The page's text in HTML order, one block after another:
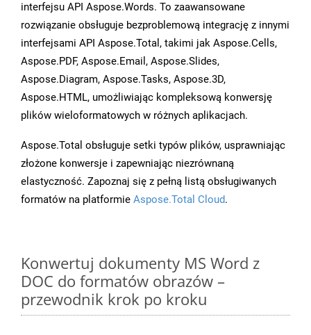
interfejsu API Aspose.Words. To zaawansowane
rozwiązanie obsługuje bezproblemową integrację z innymi
interfejsami API Aspose.Total, takimi jak Aspose.Cells,
Aspose.PDF, Aspose.Email, Aspose.Slides,
Aspose.Diagram, Aspose.Tasks, Aspose.3D,
Aspose.HTML, umożliwiając kompleksową konwersję
plików wieloformatowych w różnych aplikacjach.
Aspose.Total obsługuje setki typów plików, usprawniając
złożone konwersje i zapewniając niezrównaną
elastyczność. Zapoznaj się z pełną listą obsługiwanych
formatów na platformie Aspose.Total Cloud.
Konwertuj dokumenty MS Word z
DOC do formatów obrazów –
przewodnik krok po kroku